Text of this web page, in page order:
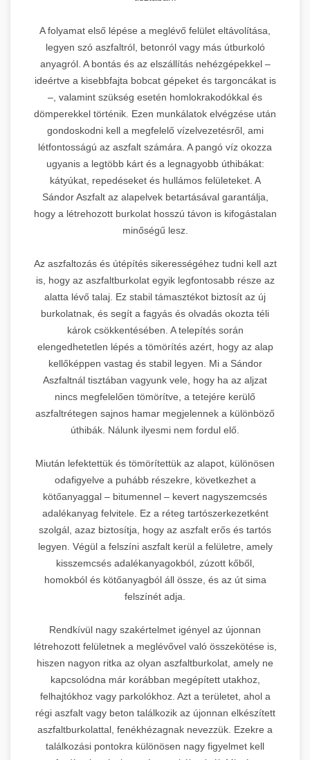
A folyamat első lépése a meglévő felület eltávolítása,
legyen szó aszfaltról, betonról vagy más útburkoló
anyagról. A bontás és az elszállítás nehézgépekkel –
ideértve a kisebbfajta bobcat gépeket és targoncákat is
–, valamint szükség esetén homlokrakodókkal és
dömperekkel történik. Ezen munkálatok elvégzése után
gondoskodni kell a megfelelő vízelvezetésről, ami
létfontosságú az aszfalt számára. A pangó víz okozza
ugyanis a legtöbb kárt és a legnagyobb úthibákat:
kátyúkat, repedéseket és hullámos felületeket. A
Sándor Aszfalt az alapelvek betartásával garantálja,
hogy a létrehozott burkolat hosszú távon is kifogástalan
minőségű lesz.
Az aszfaltozás és útépítés sikerességéhez tudni kell azt
is, hogy az aszfaltburkolat egyik legfontosabb része az
alatta lévő talaj. Ez stabil támasztékot biztosít az új
burkolatnak, és segít a fagyás és olvadás okozta téli
károk csökkentésében. A telepítés során
elengedhetetlen lépés a tömörítés azért, hogy az alap
kellőképpen vastag és stabil legyen. Mi a Sándor
Aszfaltnál tisztában vagyunk vele, hogy ha az aljzat
nincs megfelelően tömörítve, a tetejére kerülő
aszfaltrétegen sajnos hamar megjelennek a különböző
úthibák. Nálunk ilyesmi nem fordul elő.
Miután lefektettük és tömörítettük az alapot, különösen
odafigyelve a puhább részekre, következhet a
kötőanyaggal – bitumennel – kevert nagyszemcsés
adalékanyag felvitele. Ez a réteg tartószerkezetként
szolgál, azaz biztosítja, hogy az aszfalt erős és tartós
legyen. Végül a felszíni aszfalt kerül a felületre, amely
kisszemcsés adalékanyagokból, zúzott kőből,
homokból és kötőanyagból áll össze, és az út sima
felszínét adja.
Rendkívül nagy szakértelmet igényel az újonnan
létrehozott felületnek a meglévővel való összekötése is,
hiszen nagyon ritka az olyan aszfaltburkolat, amely ne
kapcsolódna már korábban megépített utakhoz,
felhajtókhoz vagy parkolókhoz. Azt a területet, ahol a
régi aszfalt vagy beton találkozik az újonnan elkészített
aszfaltburkolattal, fenékhézagnak nevezzük. Ezekre a
találkozási pontokra különösen nagy figyelmet kell